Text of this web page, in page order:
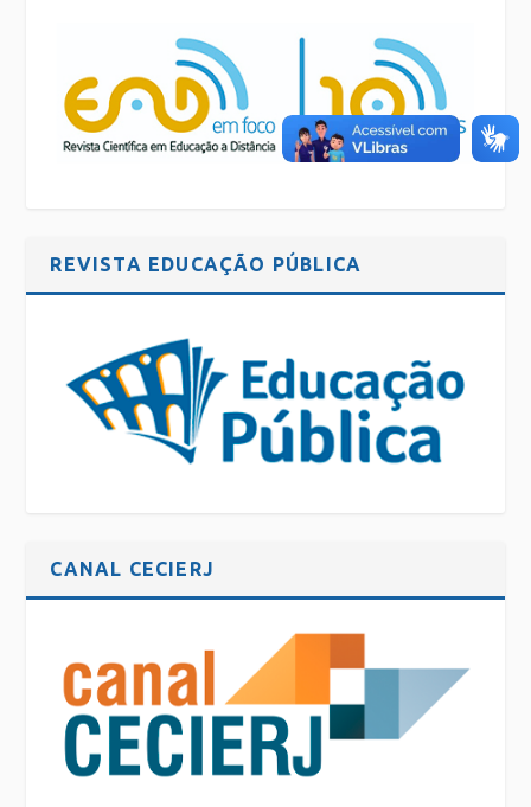
REVISTA EDUCAÇÃO PÚBLICA
CANAL CECIERJ